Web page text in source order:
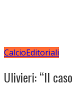
CalcioEditoriali
Ulivieri: “Il